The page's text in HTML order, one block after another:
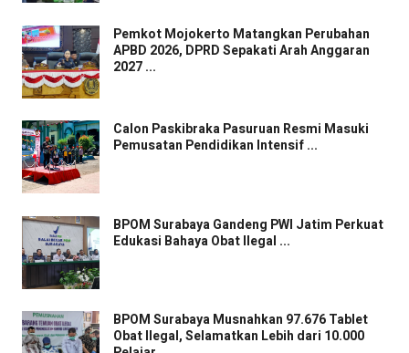
Pemkot Mojokerto Matangkan Perubahan
APBD 2026, DPRD Sepakati Arah Anggaran
2027 ...
Calon Paskibraka Pasuruan Resmi Masuki
Pemusatan Pendidikan Intensif ...
BPOM Surabaya Gandeng PWI Jatim Perkuat
Edukasi Bahaya Obat Ilegal ...
BPOM Surabaya Musnahkan 97.676 Tablet
Obat Ilegal, Selamatkan Lebih dari 10.000